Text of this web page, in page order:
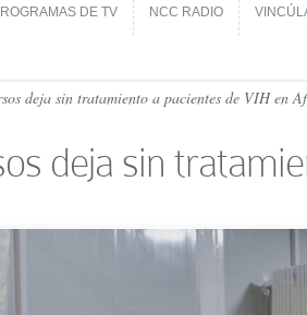
DE TV NCC RADIO
deja sin tratamiento a pacientes de VIH en
deja sin